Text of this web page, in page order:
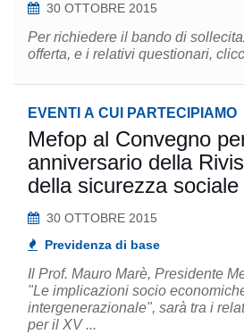
30 OTTOBRE 2015
Per richiedere il bando di
offerta, e i relativi questionari,
EVENTI A CUI PARTECIPIAMO
Mefop al Convegno
anniversario della
della sicurezza sociale
30 OTTOBRE 2015
Previdenza di base
Il Prof. Mauro Marè, Presidente
"Le implicazioni socio
intergenerazionale", sarà tra i
per il XV ...